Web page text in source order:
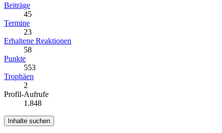
Beiträge
45
Termine
23
Erhaltene Reaktionen
58
Punkte
553
Trophäen
2
Profil-Aufrufe
1.848
Inhalte suchen